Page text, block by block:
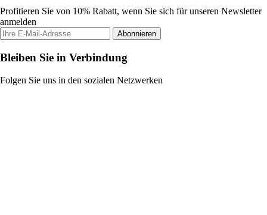
Profitieren Sie von 10% Rabatt, wenn Sie sich für unseren Newsletter
anmelden
Abonnieren
Bleiben Sie in Verbindung
Folgen Sie uns in den sozialen Netzwerken